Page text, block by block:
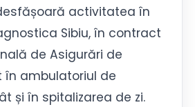
activitatea în
Sibiu, în contract
de Asigurări de
în ambulatoriul de
și în spitalizarea de zi.